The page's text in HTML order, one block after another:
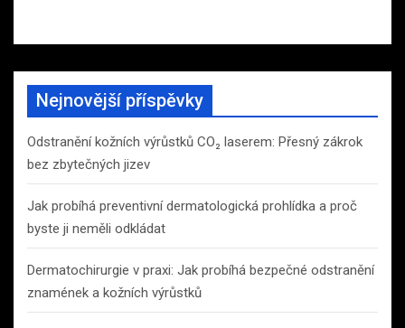
Nejnovější příspěvky
Odstranění kožních výrůstků CO₂ laserem: Přesný zákrok
bez zbytečných jizev
Jak probíhá preventivní dermatologická prohlídka a proč
byste ji neměli odkládat
Dermatochirurgie v praxi: Jak probíhá bezpečné odstranění
znamének a kožních výrůstků